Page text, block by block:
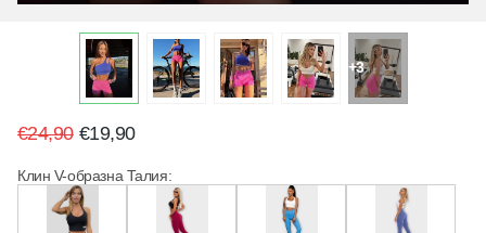
+3
€24,90 €19,90
Клин V-образна Талия: